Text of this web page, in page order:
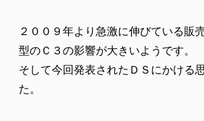
２００９年より急激に伸びている販
型のＣ３の影響が大きいようです。
そして今回発表されたＤＳにかける
た。